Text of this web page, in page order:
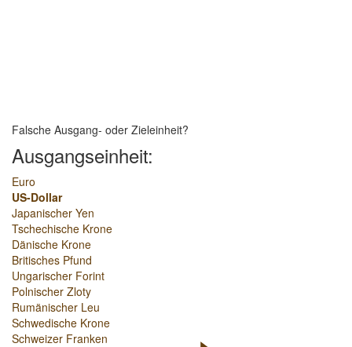
Falsche Ausgang- oder Zieleinheit?
Ausgangseinheit:
Euro
US-Dollar
Japanischer Yen
Tschechische Krone
Dänische Krone
Britisches Pfund
Ungarischer Forint
Polnischer Zloty
Rumänischer Leu
Schwedische Krone
Schweizer Franken